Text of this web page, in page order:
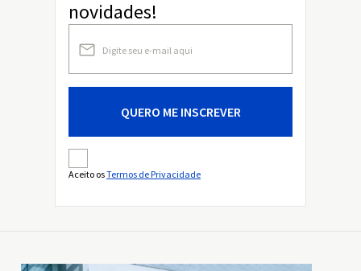
novidades!
QUERO ME INSCREVER
Aceito osTermos de Privacidade